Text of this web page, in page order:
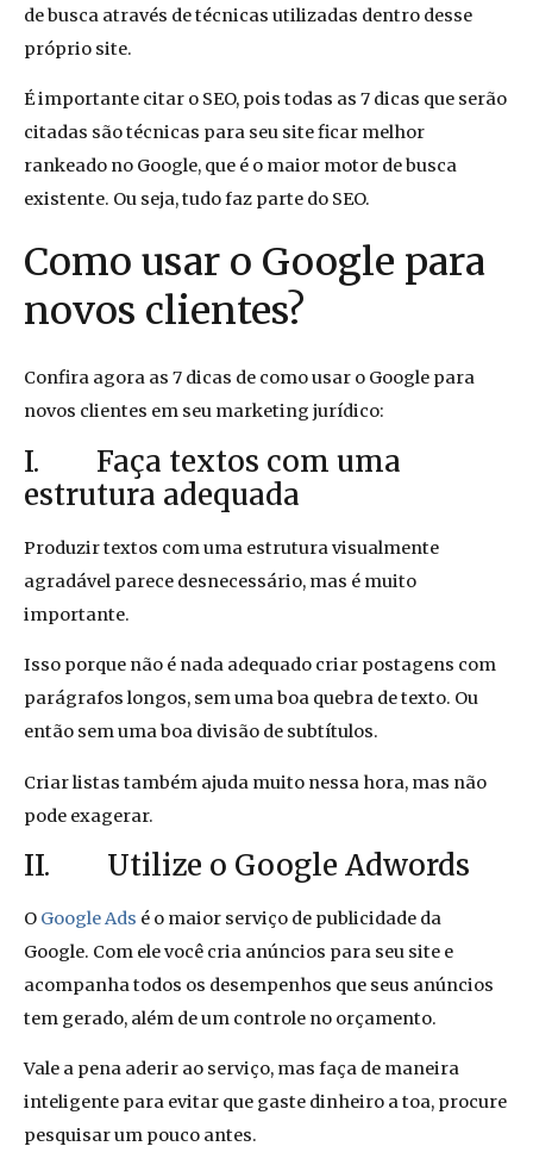
de busca através de técnicas utilizadas dentro desse
próprio site.
É importante citar o SEO, pois todas as 7 dicas que serão
citadas são técnicas para seu site ficar melhor
rankeado no Google, que é o maior motor de busca
existente. Ou seja, tudo faz parte do SEO.
Como usar o Google para
novos clientes?
Confira agora as 7 dicas de como usar o Google para
novos clientes em seu marketing jurídico:
I. Faça textos com uma
estrutura adequada
Produzir textos com uma estrutura visualmente
agradável parece desnecessário, mas é muito
importante.
Isso porque não é nada adequado criar postagens com
parágrafos longos, sem uma boa quebra de texto. Ou
então sem uma boa divisão de subtítulos.
Criar listas também ajuda muito nessa hora, mas não
pode exagerar.
II. Utilize o Google Adwords
O Google Ads é o maior serviço de publicidade da
Google. Com ele você cria anúncios para seu site e
acompanha todos os desempenhos que seus anúncios
tem gerado, além de um controle no orçamento.
Vale a pena aderir ao serviço, mas faça de maneira
inteligente para evitar que gaste dinheiro a toa, procure
pesquisar um pouco antes.